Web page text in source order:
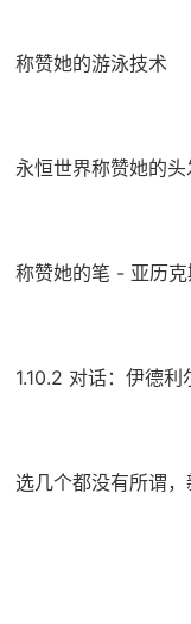
称赞她的游泳技术
永恒世界称赞她的头
称赞她的笔 - 亚历克
1.10.2 对话：伊德
选几个都没有所谓